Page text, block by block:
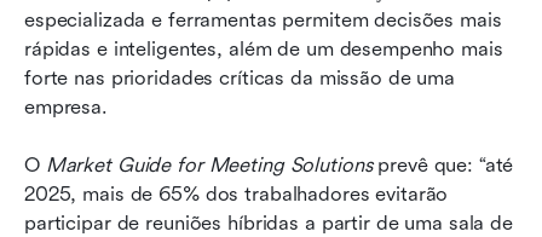
especializada e ferramentas permitem decisões mais
rápidas e inteligentes, além de um desempenho mais
forte nas prioridades críticas da missão de uma
empresa.
O Market Guide for Meeting Solutions prevê que: “até
2025, mais de 65% dos trabalhadores evitarão
participar de reuniões híbridas a partir de uma sala de